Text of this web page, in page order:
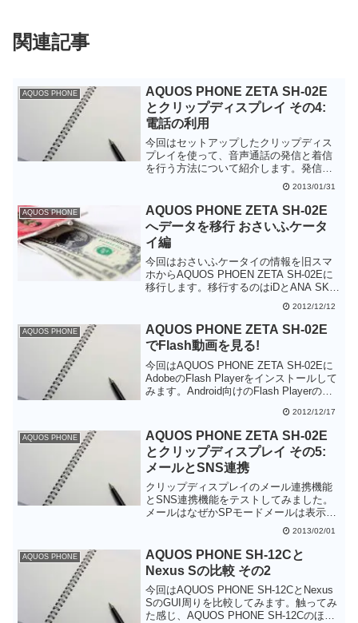
関連記事
AQUOS PHONE
AQUOS PHONE ZETA SH-02E
とクリップディスプレイ その4:
電話の利用
今回はセットアップしたクリップディス
プレイを使って、音声通話の発信と着信
を行う方法について紹介します。発信で
きる電話番号は着信・発信履歴にある電
話番号のみという制限がるもの、本体を
触ることなく通話ができるので、かばん
にスマートフォンを入れている人には便
利かもしれません。
2013/01/31
AQUOS PHONE
AQUOS PHONE ZETA SH-02E
へデータを移行 おさいふケータ
イ編
今回はおさいふケータイの情報を旧スマ
ホからAQUOS PHOEN ZETA SH-02Eに
移行します。移行するのはiDとANA SKiP
サービスになります。おさいふケータイ
はもう何年もサービスしているので、機
種変更時の対応もだいぶ洗練されてきま
した。
2012/12/12
AQUOS PHONE
AQUOS PHONE ZETA SH-02E
でFlash動画を見る!
今回はAQUOS PHONE ZETA SH-02Eに
AdobeのFlash Playerをインストールして
みます。Android向けのFlash Playerの提
Google Playからダウンロードできます。
Sleipnir Mobileを使うと動画の再生が可能
になります。
2012/12/17
AQUOS PHONE
AQUOS PHONE ZETA SH-02E
とクリップディスプレイ その5:
メールとSNS連携
クリップディスプレイのメール連携機能
とSNS連携機能をテストしてみました。
メールはなぜかSPモードメールは表示で
きず、表示できたのはSMSだけでした。
Facebook/mixi/twitterとも連携できます
が、表示できるのはメッセージだけの様
子。電話機能に比べてイマイチな感じが
します。
2013/02/01
AQUOS PHONE
AQUOS PHONE SH-12Cと
Nexus Sの比較 その2
今回はAQUOS PHONE SH-12CとNexus
SのGUI周りを比較してみます。触ってみ
た感じ、AQUOS PHONE SH-12Cのほう